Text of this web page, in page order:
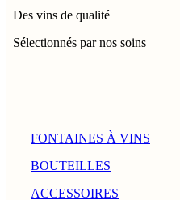
Des vins de qualité
Sélectionnés par nos soins
FONTAINES À VINS
BOUTEILLES
ACCESSOIRES